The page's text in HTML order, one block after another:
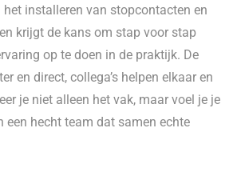
het installeren van stopcontacten en
krijgt de kans om stap voor stap
op te doen in de praktijk. De
en direct, collega’s helpen elkaar en
je niet alleen het vak, maar voel je je
een hecht team dat samen echte